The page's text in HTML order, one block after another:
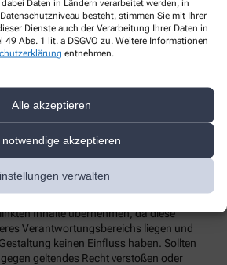
Daten in Ländern verarbeitet werden, in
besteht, stimmen Sie mit Ihrer
Dienste auch der Verarbeitung Ihrer Daten in
49 Abs. 1 lit. a DSGVO zu. Weitere Informationen
entnehmen.
Alle akzeptieren
notwendige akzeptieren
verwalten
kontakt.html
Dritter verweisen, können wir
Inhalte übernehmen, da diese
Verantwortungsbereichs liegen und
keinen Einfluss haben. Sollten
geltendes Recht verstoßen oder